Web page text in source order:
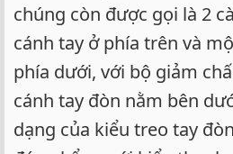
chúng còn được gọi là 2
cánh tay ở phía trên và
phía dưới, với bộ giảm
cánh tay đòn nằm bên
dạng của kiểu treo tay